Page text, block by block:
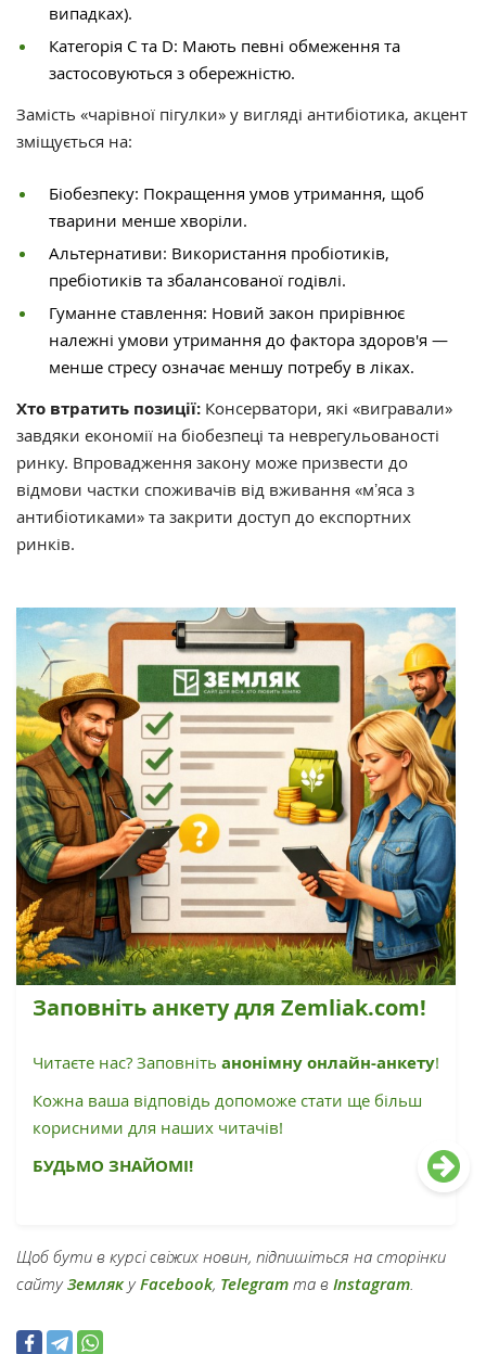
випадках).
Категорія C та D: Мають певні обмеження та
застосовуються з обережністю.
Замість «чарівної пігулки» у вигляді антибіотика, акцент
зміщується на:
Біобезпеку: Покращення умов утримання, щоб
тварини менше хворіли.
Альтернативи: Використання пробіотиків,
пребіотиків та збалансованої годівлі.
Гуманне ставлення: Новий закон прирівнює
належні умови утримання до фактора здоров'я —
менше стресу означає меншу потребу в ліках.
Хто втратить позиції: Консерватори, які «вигравали»
завдяки економії на біобезпеці та неврегульованості
ринку. Впровадження закону може призвести до
відмови частки споживачів від вживання «мʼяса з
антибіотиками» та закрити доступ до експортних
ринків.
Заповніть анкету для Zemliak.com!
Читаєте нас? Заповніть анонімну онлайн-анкету!
Кожна ваша відповідь допоможе стати ще більш
корисними для наших читачів!
БУДЬМО ЗНАЙОМІ!
Щоб бути в курсі свіжих новин, підпишіться на сторінки
сайтуЗемлякуFacebook, Telegram та в Instagram